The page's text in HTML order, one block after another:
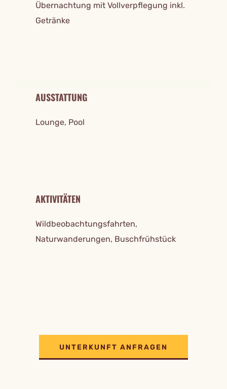
Übernachtung mit Vollverpflegung inkl.
Getränke
AUSSTATTUNG
Lounge, Pool
AKTIVITÄTEN
Wildbeobachtungsfahrten,
Naturwanderungen, Buschfrühstück
UNTERKUNFT ANFRAGEN